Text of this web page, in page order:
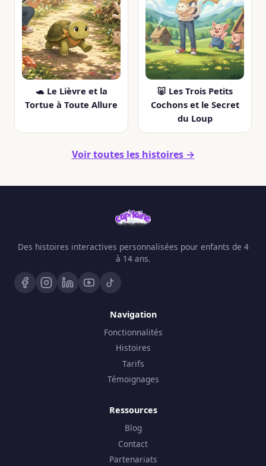
🐢 Le Lièvre et la
Tortue à Toute Allure
🐷 Les Trois Petits
Cochons et le Secret
du Loup
Voir toutes les histoires →
Des histoires interactives personnalisées pour enfants de 4
à 14 ans.
Navigation
Fonctionnalités
Histoires
Tarifs
Témoignages
Ressources
Blog
Contact
Partenariats